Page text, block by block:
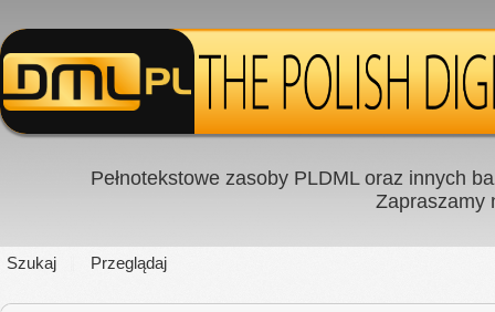
Pełnotekstowe zasoby PLDML oraz innych
Zapraszamy
Szukaj Przeglądaj